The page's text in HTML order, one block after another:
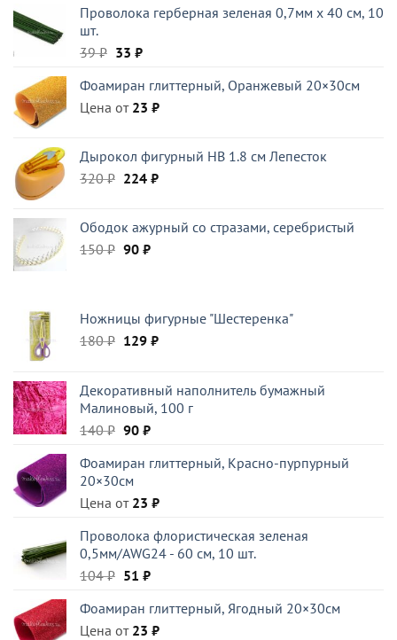
составляла
300 ₽.
Проволока герберная зеленая 0,7мм x 40 см, 10
шт.
39₽ Первоначальная
составляла
39 ₽.
33 ₽Текущая
33 ₽.
Фоамиран глиттерный, Оранжевый 20×30см
Цена от 23 ₽
Дырокол фигурный HB 1.8 см Лепесток
320₽ Первоначальная
320 ₽.
224 ₽Текущая
Ободок ажурный со стразами, серебристый
150₽ Первоначальная
90 ₽Текущая
Ножницы фигурные "Шестеренка"
180₽ Первоначальная
180 ₽.
129 ₽Текущая
Декоративный наполнитель бумажный
Малиновый, 100 г
140₽ Первоначальная
составляла
140 ₽.
90 ₽Текущая
90 ₽.
Фоамиран глиттерный, Красно-пурпурный
20×30см
Цена от 23 ₽
Проволока флористическая зеленая
0,5мм/AWG24 - 60 см, 10 шт.
104₽ Первоначальная
составляла
104 ₽.
51 ₽Текущая
51 ₽.
Фоамиран глиттерный, Ягодный 20×30см
Цена от 23 ₽